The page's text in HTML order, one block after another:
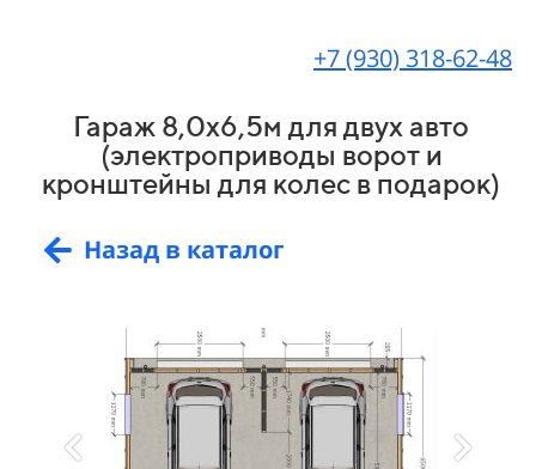
+7 (930) 318-62-48
Гараж 8,0х6,5м для двух авто
(электроприводы ворот и
кронштейны для колес в подарок)
Назад в каталог